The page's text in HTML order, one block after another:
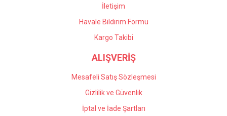
İletişim
Havale Bildirim Formu
Kargo Takibi
ALIŞVERİŞ
Mesafeli Satış Sözleşmesi
Gizlilik ve Güvenlik
İptal ve İade Şartları